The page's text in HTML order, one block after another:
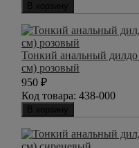
В корзину
Тонкий анальный
см) розовый
950 ₽
Код товара: 438-000
В корзину